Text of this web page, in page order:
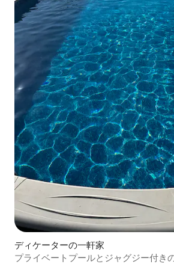
ディケーターの一軒家
プライベートプールとジャグジー付き